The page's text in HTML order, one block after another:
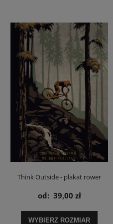
Think Outside - plakat rower
downhill
od: 39,00 zł
WYBIERZ ROZMIAR